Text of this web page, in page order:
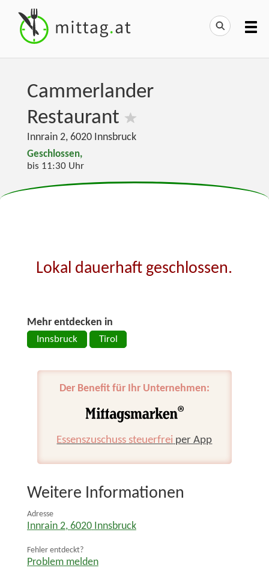
Cammerlander
Restaurant
Innrain 2, 6020 Innsbruck
Geschlossen,
bis 11:30 Uhr
Lokal dauerhaft geschlossen.
Mehr entdecken in
Innsbruck Tirol
Der Benefit für Ihr Unternehmen:
Essenszuschuss steuerfrei per App
Weitere Informationen
Adresse
Innrain 2, 6020 Innsbruck
Fehler entdeckt?
Problem melden